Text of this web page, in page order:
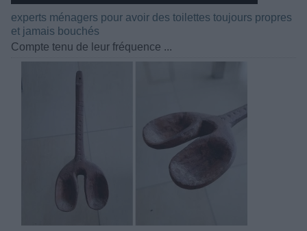
experts ménagers pour avoir des toilettes toujours propres
et jamais bouchés
Compte tenu de leur fréquence ...